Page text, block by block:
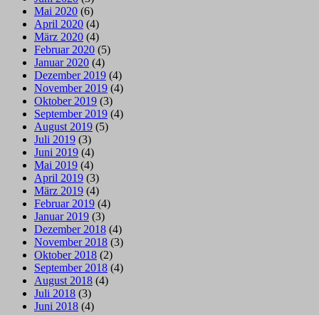
Mai 2020 (6)
April 2020 (4)
März 2020 (4)
Februar 2020 (5)
Januar 2020 (4)
Dezember 2019 (4)
November 2019 (4)
Oktober 2019 (3)
September 2019 (4)
August 2019 (5)
Juli 2019 (3)
Juni 2019 (4)
Mai 2019 (4)
April 2019 (3)
März 2019 (4)
Februar 2019 (4)
Januar 2019 (3)
Dezember 2018 (4)
November 2018 (3)
Oktober 2018 (2)
September 2018 (4)
August 2018 (4)
Juli 2018 (3)
Juni 2018 (4)